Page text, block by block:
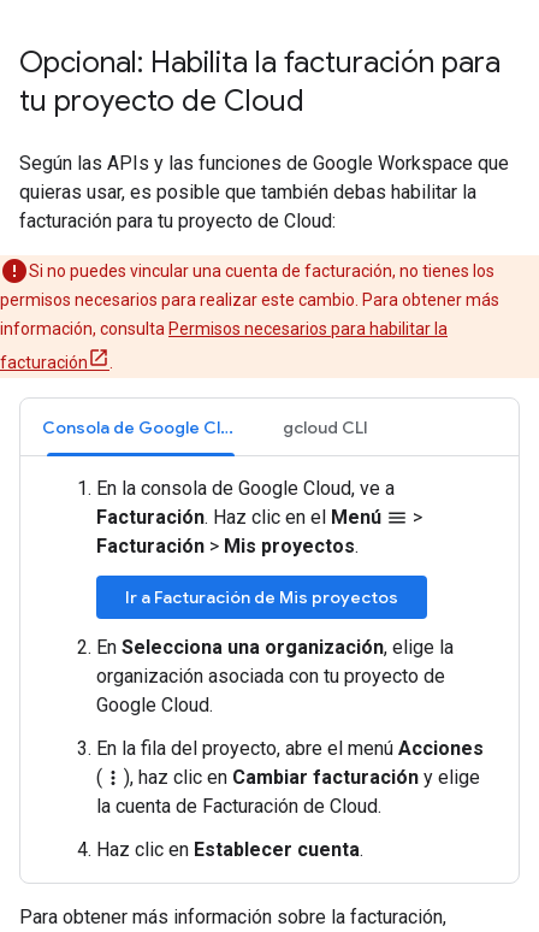
Opcional: Habilita la facturación para
tu proyecto de Cloud
Según las APIs y las funciones de Google Workspace que
quieras usar, es posible que también debas habilitar la
facturación para tu proyecto de Cloud:
Si no puedes vincular una cuenta de facturación, no tienes los
permisos necesarios para realizar este cambio. Para obtener más
información, consulta Permisos necesarios para habilitar la
facturación
Consola de Google Cloud gcloud CLI
En la consola de Google Cloud, ve a
Facturación. Haz clic en el Menú menu >
Facturación > Mis proyectos.
Ir a Facturación de Mis proyectos
En Selecciona una organización, elige la
organización asociada con tu proyecto de
Google Cloud.
En la fila del proyecto, abre el menú Acciones
( more_vert ), haz clic en Cambiar facturación y elige
la cuenta de Facturación de Cloud.
Haz clic en Establecer cuenta.
Para obtener más información sobre la facturación,